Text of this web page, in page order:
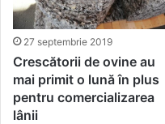
27 septembrie 2019
Crescătorii de ovine au
mai primit o lună în plus
pentru comercializarea
lânii